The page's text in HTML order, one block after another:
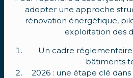
adopter une approche
rénovation énergétique,
exploitation des
Un cadre
bâtiments
2026 : une étape clé